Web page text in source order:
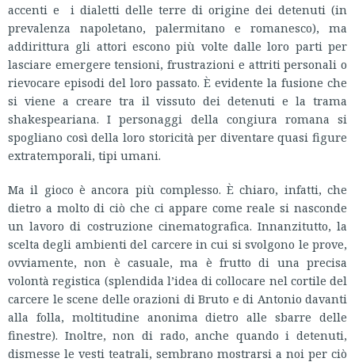
accenti e i dialetti delle terre di origine dei detenuti (in
prevalenza napoletano, palermitano e romanesco), ma
addirittura gli attori escono più volte dalle loro parti per
lasciare emergere tensioni, frustrazioni e attriti personali o
rievocare episodi del loro passato. È evidente la fusione che
si viene a creare tra il vissuto dei detenuti e la trama
shakespeariana. I personaggi della congiura romana si
spogliano così della loro storicità per diventare quasi figure
extratemporali, tipi umani.
Ma il gioco è ancora più complesso. È chiaro, infatti, che
dietro a molto di ciò che ci appare come reale si nasconde
un lavoro di costruzione cinematografica. Innanzitutto, la
scelta degli ambienti del carcere in cui si svolgono le prove,
ovviamente, non è casuale, ma è frutto di una precisa
volontà registica (splendida l’idea di collocare nel cortile del
carcere le scene delle orazioni di Bruto e di Antonio davanti
alla folla, moltitudine anonima dietro alle sbarre delle
finestre). Inoltre, non di rado, anche quando i detenuti,
dismesse le vesti teatrali, sembrano mostrarsi a noi per ciò